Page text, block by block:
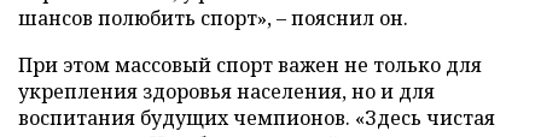
шансов полюбить спорт», – пояснил он.
При этом массовый спорт важен не только для
укрепления здоровья населения, но и для
воспитания будущих чемпионов. «Здесь чистая